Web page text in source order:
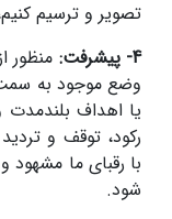
تصویر و ترسیم
4- پیشرفت: منظور
وضع موجود به
یا اهداف بلند‌مدت
رکود، توقف و
با رقبای ما
شود.